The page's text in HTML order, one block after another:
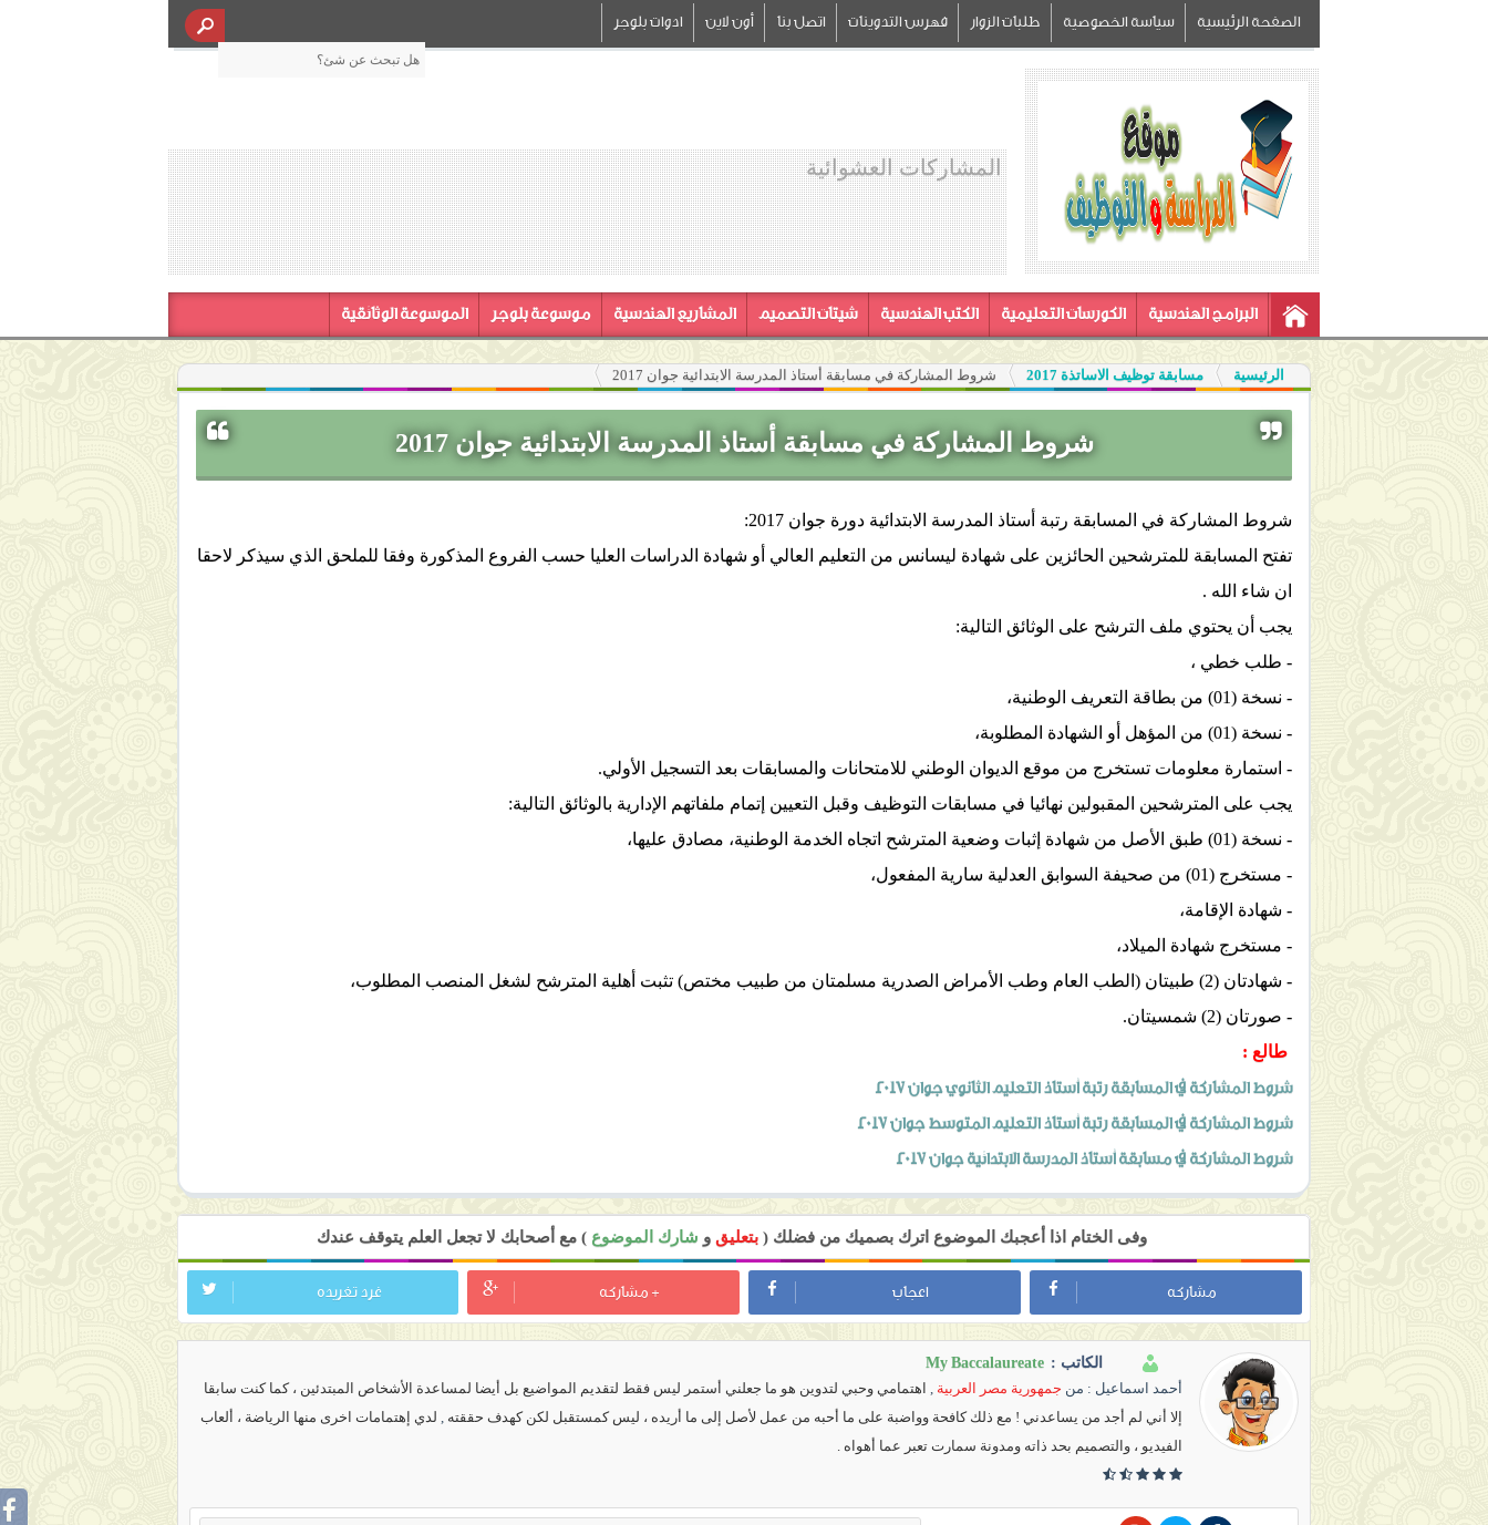
الصفحة الرئيسية سياسة الخصوصية طلبات الزوار فهرس التدوينات اتصل بنا أون لاين ادوات بلوجر
المشاركات العشوائية
البرامج الهندسية الكورسات التعليمية الكتب الهندسية شيتات التصميم المشاريع الهندسية موسوعة بلوجر الموسوعة الوثائقية
الرئيسية مسابقة توظيف الاساتذة 2017 شروط المشاركة في مسابقة أستاذ المدرسة الابتدائية جوان 2017
شروط المشاركة في مسابقة أستاذ المدرسة الابتدائية جوان 2017
شروط المشاركة في المسابقة رتبة أستاذ المدرسة الابتدائية دورة جوان 2017:
تفتح المسابقة للمترشحين الحائزين على شهادة ليسانس من التعليم العالي أو شهادة الدراسات العليا حسب الفروع المذكورة وفقا للملحق الذي سيذكر لاحقا
ان شاء الله .
يجب أن يحتوي ملف الترشح على الوثائق التالية:
- طلب خطي ،
- نسخة (01) من بطاقة التعريف الوطنية،
- نسخة (01) من المؤهل أو الشهادة المطلوبة،
- استمارة معلومات تستخرج من موقع الديوان الوطني للامتحانات والمسابقات بعد التسجيل الأولي.
يجب على المترشحين المقبولين نهائيا في مسابقات التوظيف وقبل التعيين إتمام ملفاتهم الإدارية بالوثائق التالية:
- نسخة (01) طبق الأصل من شهادة إثبات وضعية المترشح اتجاه الخدمة الوطنية، مصادق عليها،
- مستخرج (01) من صحيفة السوابق العدلية سارية المفعول،
- شهادة الإقامة،
- مستخرج شهادة الميلاد،
- شهادتان (2) طبيتان (الطب العام وطب الأمراض الصدرية مسلمتان من طبيب مختص) تثبت أهلية المترشح لشغل المنصب المطلوب،
- صورتان (2) شمسيتان.
طالع :
شروط المشاركة في المسابقة رتبة أستاذ التعليم الثانويجوان 2017
شروط المشاركة في المسابقة رتبة أستاذ التعليم المتوسطجوان 2017
شروط المشاركة في مسابقة أستاذ المدرسة الابتدائية جوان 2017
وفى الختام اذا أعجبك الموضوع اترك بصميك من فضلك ( بتعليق و شارك الموضوع ) مع أصحابك لا تجعل العلم يتوقف عندك
مشاركه اعجاب + مشاركه غرد تغريده
الكاتب : My Baccalaureate
أحمد اسماعيل : من جمهورية مصر العربية , اهتمامي وحبي لتدوين هو ما جعلني أستمر ليس فقط لتقديم المواضيع بل أيضا لمساعدة الأشخاص المبتدئين ، كما كنت سابقا
إلا أني لم أجد من يساعدني ! مع ذلك كافحة وواضبة على ما أحبه من عمل لأصل إلى ما أريده ، ليس كمستقبل لكن كهدف حققته , لدي إهتمامات اخرى منها الرياضة ، ألعاب
الفيديو ، والتصميم بحد ذاته ومدونة سمارت تعبر عما أهواه .